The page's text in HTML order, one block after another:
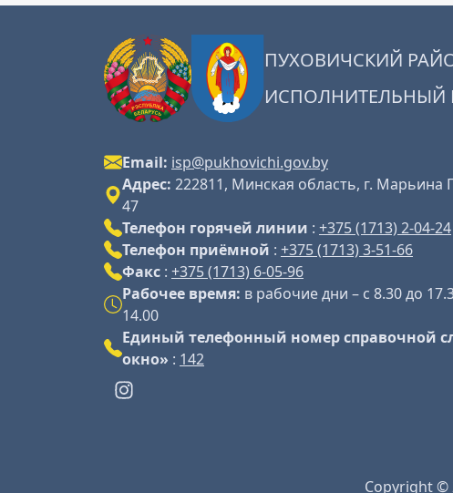
ПУХОВИЧСКИЙ
ИСПОЛНИТЕЛЬНЫЙ
Email: isp@pukhovichi.gov.by
Адрес: 222811, Минская область, г. Марьина
47
Телефон горячей линии : +375 (1713) 2-04-24
Телефон приёмной : +375 (1713) 3-51-66
Факс : +375 (1713) 6-05-96
Рабочее время: в рабочие дни – с 8.30 до
14.00
Единый телефонный номер справочной
окно» : 142
Copyright ©